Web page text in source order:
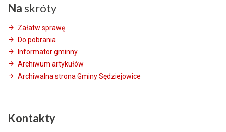
Na skróty
Załatw sprawę
Do pobrania
Informator gminny
Archiwum artykułów
Archiwalna strona Gminy Sędziejowice
Kontakty